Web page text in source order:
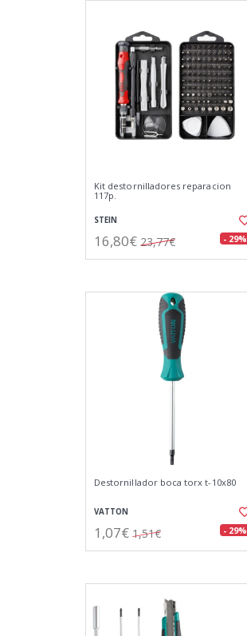
Kit destornilladores reparacion
117p.
STEIN
16,80€ 23,77€ - 29%
Destornillador boca torx t-10x80
VATTON
1,07€ 1,51€ - 29%